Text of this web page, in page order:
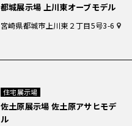
都城展示場 上川東オーブモデル
宮崎県都城市上川東２丁目5号3-6
住宅展示場
佐土原展示場 佐土原アサヒモデ
ル